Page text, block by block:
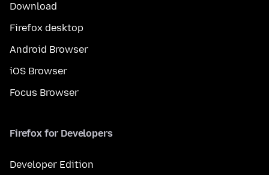
Download
Firefox desktop
Android Browser
iOS Browser
Focus Browser
Firefox for Developers
Developer Edition